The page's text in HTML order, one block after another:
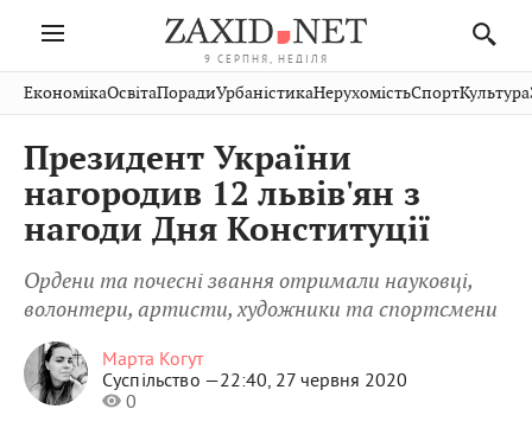
9 СЕРПНЯ, НЕДІЛЯ
Івано-
Франківськ
Волинь
Закарпаття
Рівне
Чернівці
Шептицький
Стрий
Хмельницький
Вінниця
Публікації
Авто СловкоКультура
Кіно Дім
ФотоОсвітаНерухомість
Домашні
тварини
ЕкономікаОсвітаПорадиУрбаністикаНерухомістьСпортКультура
Президент України
нагородив 12 львів'ян з
нагоди Дня Конституції
Ордени та почесні звання отримали науковці,
волонтери, артисти, художники та спортсмени
Марта Когут
Суспільство —22:40, 27 червня 2020
0